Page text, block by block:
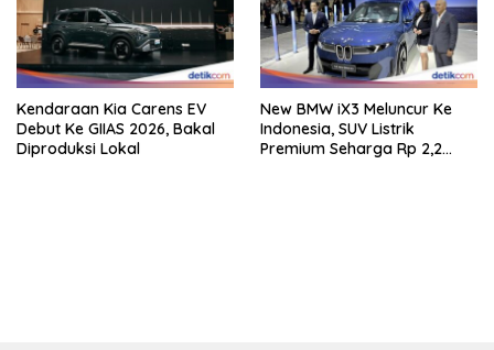
Kendaraan Kia Carens EV
Debut Ke GIIAS 2026, Bakal
Diproduksi Lokal
New BMW iX3 Meluncur Ke
Indonesia, SUV Listrik
Premium Seharga Rp 2,2